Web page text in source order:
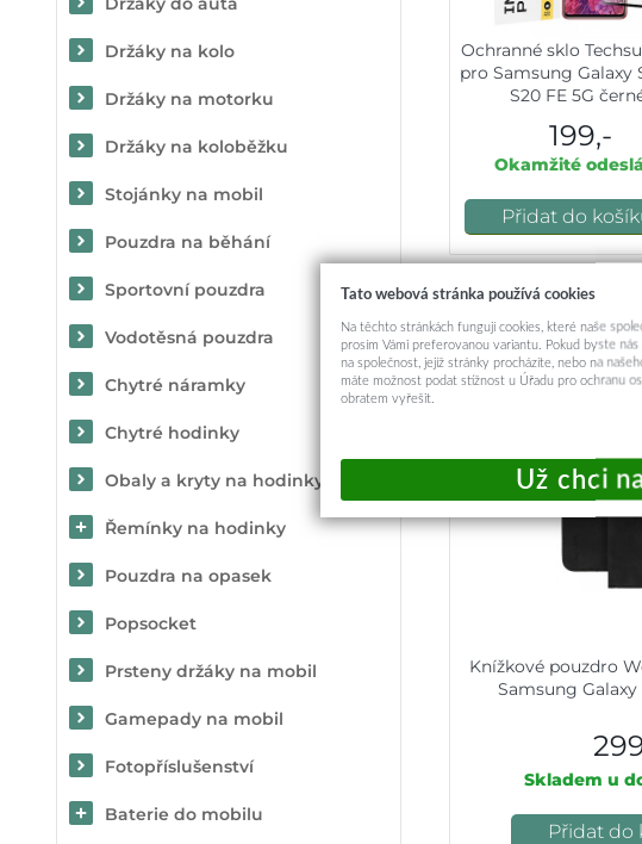
Držáky na kolo
Držáky na motorku
Držáky na koloběžku
Stojánky na mobil
Pouzdra na běhání
Sportovní pouzdra
Vodotěsná pouzdra
Chytré náramky
Chytré hodinky
Obaly a kryty na hodinky
Řemínky na hodinky
Pouzdra na opasek
Popsocket
Prsteny držáky na mobil
Gamepady na mobil
Fotopříslušenství
Baterie do mobilu
Ochranné sklo
pro Samsung Galaxy
S20 FE 5G
199,-
Okamžité
Přidat do
Mohlo by
Knížkové pouzdro
Samsung Galaxy
Skladem u
Přidat do
Tato webová stránka používá cookies
Na těchto stránkách fungují cookies, které naše
prosím Vámi preferovanou variantu. Pokud byste
na společnost, jejíž stránky procházíte, nebo na
máte možnost podat stížnost u Úřadu pro ochranu
obratem vyřešit.